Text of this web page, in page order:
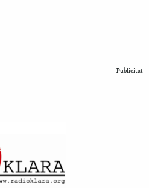
Publicitat